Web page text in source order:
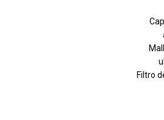
Filtro